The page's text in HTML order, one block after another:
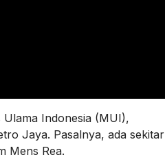
Indonesia (MUI),
Jaya. Pasalnya, ada sekitar
Mens Rea.